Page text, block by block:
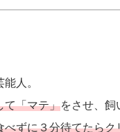
人。
て「マテ」をさせ、飼
ずに３分待てたらク